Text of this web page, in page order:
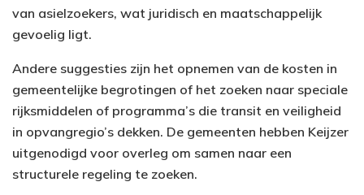
van asielzoekers, wat juridisch en maatschappelijk
gevoelig ligt.
Andere suggesties zijn het opnemen van de kosten in
gemeentelijke begrotingen of het zoeken naar speciale
rijksmiddelen of programma’s die transit en veiligheid
in opvangregio’s dekken. De gemeenten hebben Keijzer
uitgenodigd voor overleg om samen naar een
structurele regeling te zoeken.